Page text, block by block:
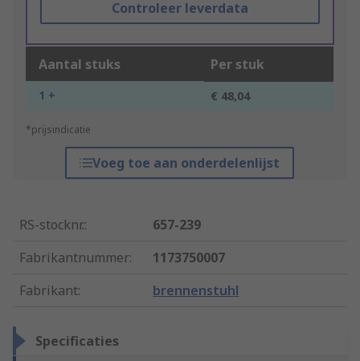
Controleer leverdata
Aantal stuks Per stuk
1 + € 48,04
*prijsindicatie
Voeg toe aan onderdelenlijst
RS-stocknr.:
657-239
Fabrikantnummer:
1173750007
Fabrikant: brennenstuhl
Specificaties